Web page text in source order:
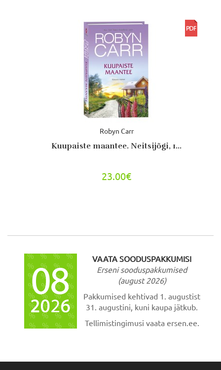
Robyn Carr
Kuupaiste maantee. Neitsijõgi, 1...
23.00€
VAATA SOODUSPAKKUMISI
Erseni sooduspakkumised
(august 2026)
Pakkumised kehtivad 1. augustist
31. augustini, kuni kaupa jätkub.
Tellimistingimusi vaata ersen.ee.